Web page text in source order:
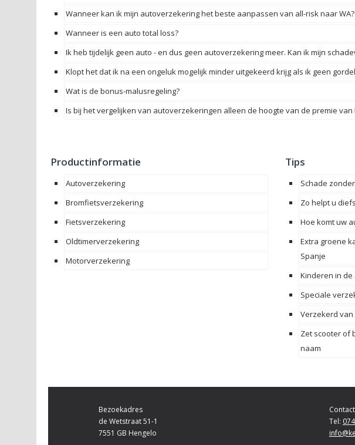
Wanneer kan ik mijn autoverzekering het beste aanpassen van all-risk naar WA?
Wanneer is een auto total loss?
Ik heb tijdelijk geen auto - en dus geen autoverzekering meer. Kan ik mijn
Klopt het dat ik na een ongeluk mogelijk minder uitgekeerd krijg als ik geen
Wat is de bonus-malusregeling?
Is bij het vergelijken van autoverzekeringen alleen de hoogte van de premie van
Productinformatie
Autoverzekering
Bromfietsverzekering
Fietsverzekering
Oldtimerverzekering
Motorverzekering
Tips
Schade
Zo helpt u
Hoe komt uw
Extra groene
Spanje
Kinderen in de
Speciale
Verzekerd
Zet scooter of
naam
Bezoekadres
de Wetstraat 51-1
7551 GB Hengelo
Contact
Tel: